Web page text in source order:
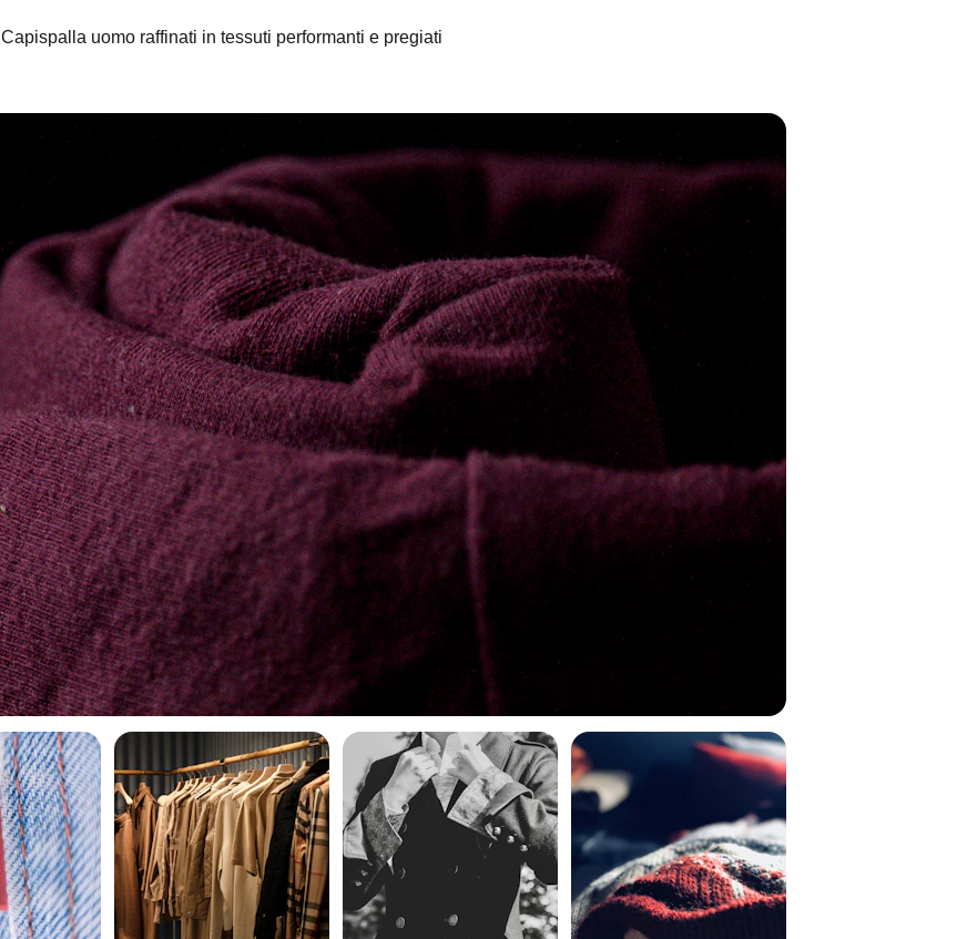
Capispalla uomo raffinati in tessuti performanti e pregiati